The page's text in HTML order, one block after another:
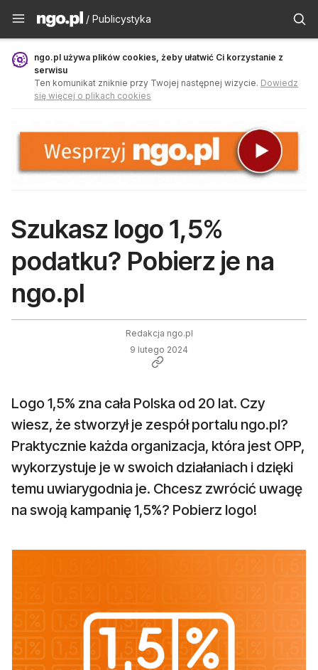
Publicystyka - ngo.pl
/ Publicystyka
ngo.pl używa plików cookies, żeby ułatwić Ci korzystanie z
serwisu
Ten komunikat zniknie przy Twojej następnej wizycie. Dowiedz
się więcej o plikach cookies
Szukasz logo 1,5%
podatku? Pobierz je na
ngo.pl
Redakcja ngo.pl
9 lutego 2024
Logo 1,5% zna cała Polska od 20 lat. Czy
wiesz, że stworzył je zespół portalu ngo.pl?
Praktycznie każda organizacja, która jest OPP,
wykorzystuje je w swoich działaniach i dzięki
temu uwiarygodnia je. Chcesz zwrócić uwagę
na swoją kampanię 1,5%? Pobierz logo!